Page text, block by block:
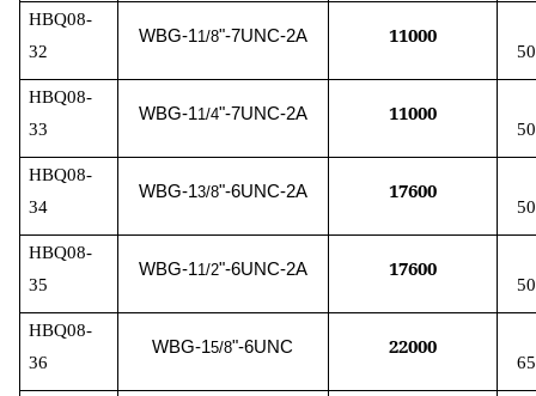
HBQ08-
32
WBG-11/8"-7UNC-2A 11000
HBQ08-
33
WBG-11/4"-7UNC-2A 11000
HBQ08-
34
WBG-13/8"-6UNC-2A 17600
HBQ08-
35
WBG-11/2"-6UNC-2A 17600
HBQ08-
36
WBG-15/8"-6UNC 22000